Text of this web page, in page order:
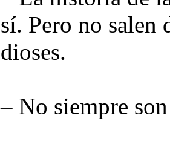
sí. Pero no salen
dioses.
– No siempre